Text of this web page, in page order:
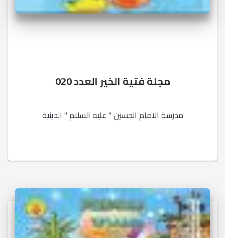
مجلة فتية الخير العدد 020
مدرسة الامام الحسين " عليه السلام " الدينية